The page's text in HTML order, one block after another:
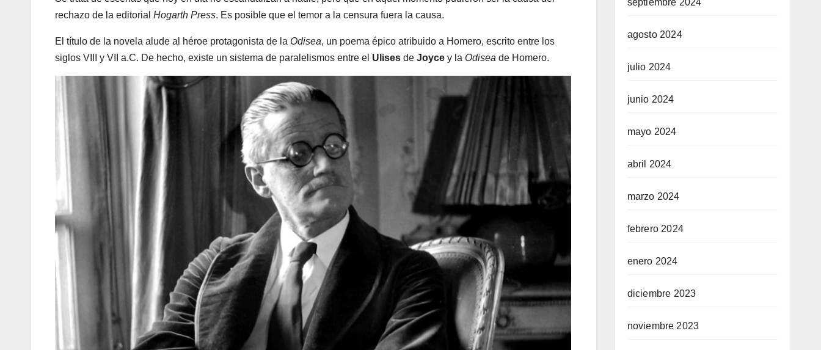
rechazo de la editorial Hogarth Press. Es posible que el temor a la censura fuera la causa.
El título de la novela alude al héroe protagonista de la Odisea, un poema épico atribuido a Homero, escrito entre los
siglos VIII y VII a.C. De hecho, existe un sistema de paralelismos entre el Ulises de Joyce y la Odisea de Homero.
septiembre 2024
agosto 2024
julio 2024
junio 2024
mayo 2024
abril 2024
marzo 2024
febrero 2024
enero 2024
diciembre 2023
noviembre 2023